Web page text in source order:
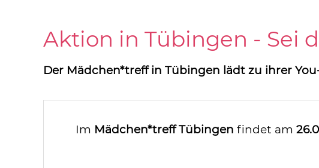
Aktion in Tübingen - Sei
Der Mädchen*treff in Tübingen lädt zu ihrer
Im Mädchen*treff Tübingen findet am